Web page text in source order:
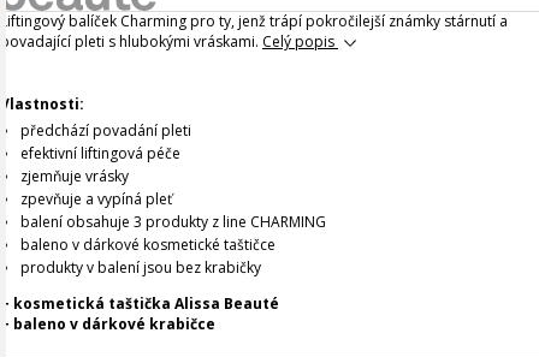
Liftingový balíček Charming pro ty, jenž trápí pokročilejší známky stárnutí a
povadající pleti s hlubokými vráskami. Celý popis
Vlastnosti:
předchází povadání pleti
efektivní liftingová péče
zjemňuje vrásky
zpevňuje a vypíná pleť
balení obsahuje 3 produkty z line CHARMING
baleno v dárkové kosmetické taštičce
produkty v balení jsou bez krabičky
+ kosmetická taštička Alissa Beauté
+ baleno v dárkové krabičce